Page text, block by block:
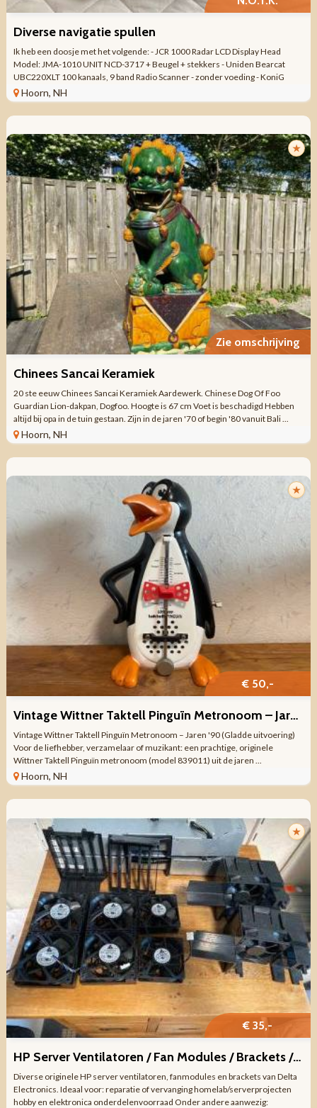
Diverse navigatie spullen
Ik heb een doosje met het volgende: - JCR 1000 Radar LCD Display Head
Model: JMA-1010 UNIT NCD-3717 + Beugel + stekkers - Uniden Bearcat
UBC220XLT 100 kanaals, 9 band Radio Scanner - zonder voeding - KoniG
outdoor VHF/UHF Antenne ...
Hoorn, NH
★
Zie omschrijving
Chinees Sancai Keramiek
20 ste eeuw Chinees Sancai Keramiek Aardewerk. Chinese Dog Of Foo
Guardian Lion-dakpan, Dogfoo. Hoogte is 67 cm Voet is beschadigd Hebben
altijd bij opa in de tuin gestaan. Zijn in de jaren '70 of begin '80 vanuit Bali ...
Hoorn, NH
★
€ 50,-
Vintage Wittner Taktell Pinguïn Metronoom – Jaren '90
Vintage Wittner Taktell Pinguïn Metronoom – Jaren '90 (Gladde uitvoering)
Voor de liefhebber, verzamelaar of muzikant: een prachtige, originele
Wittner Taktell Pinguïn metronoom (model 839011) uit de jaren ...
Hoorn, NH
★
€ 35,-
HP Server Ventilatoren / Fan Modules / Brackets / Delta Electroni
Diverse originele HP server ventilatoren, fanmodules en brackets van Delta
Electronics. Ideaal voor: reparatie of vervanging homelab/serverprojecten
hobby en elektronica onderdelenvoorraad Onder andere aanwezig: